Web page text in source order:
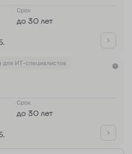
Срок
до 30 лет
для ИТ-специалистов
Срок
до 30 лет